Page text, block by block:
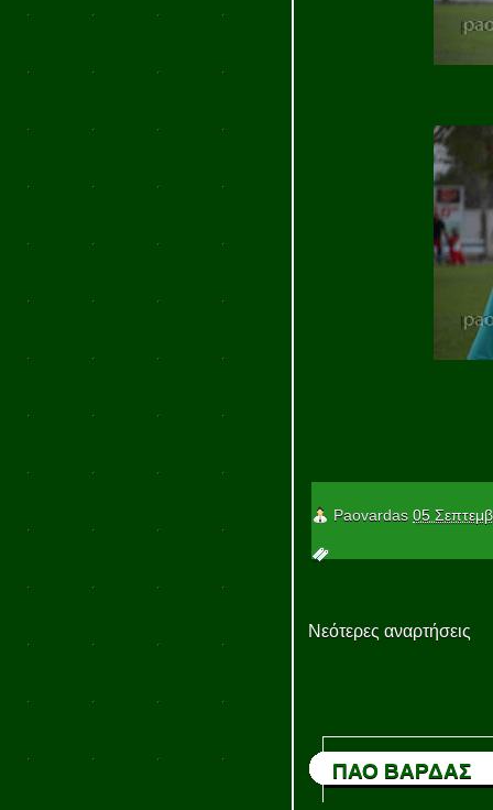
Paovardas 05
Νεότερες αναρτήσεις
ΠΑΟ ΒΑΡΔΑΣ